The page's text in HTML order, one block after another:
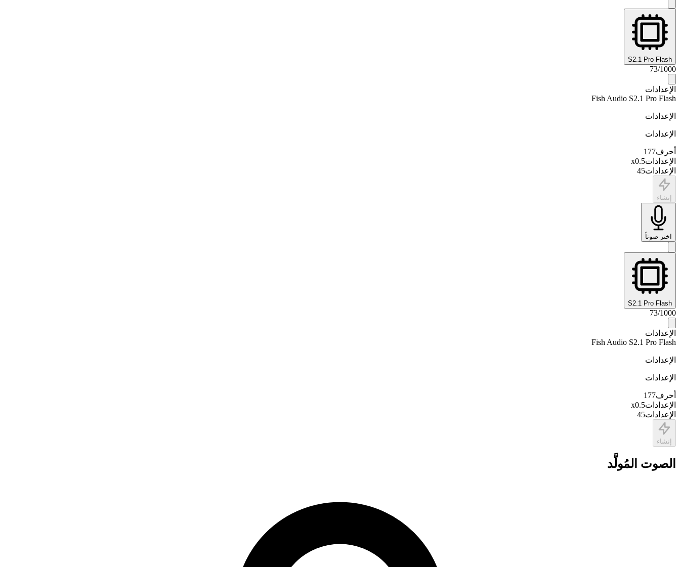
S2.1 Pro Flash
73/1000
الإعدادات
Fish Audio S2.1 Pro Flash
الإعدادات
الإعدادات
أحرف177
الإعدادات
x0.5
الإعدادات45
إنشاء
اختر صوتاً
S2.1 Pro Flash
73/1000
الإعدادات
Fish Audio S2.1 Pro Flash
الإعدادات
الإعدادات
أحرف177
الإعدادات
x0.5
الإعدادات45
إنشاء
الصوت المُولَّد